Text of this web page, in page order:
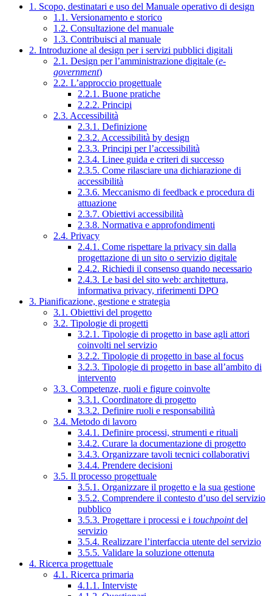
1. Scopo, destinatari e uso del Manuale operativo di design
1.1. Versionamento e storico
1.2. Consultazione del manuale
1.3. Contribuisci al manuale
2. Introduzione al design per i servizi pubblici digitali
2.1. Design per l’amministrazione digitale (e-
government)
2.2. L’approccio progettuale
2.2.1. Buone pratiche
2.2.2. Principi
2.3. Accessibilità
2.3.1. Definizione
2.3.2. Accessibilità by design
2.3.3. Principi per l’accessibilità
2.3.4. Linee guida e criteri di successo
2.3.5. Come rilasciare una dichiarazione di
accessibilità
2.3.6. Meccanismo di feedback e procedura di
attuazione
2.3.7. Obiettivi accessibilità
2.3.8. Normativa e approfondimenti
2.4. Privacy
2.4.1. Come rispettare la privacy sin dalla
progettazione di un sito o servizio digitale
2.4.2. Richiedi il consenso quando necessario
2.4.3. Le basi del sito web: architettura,
informativa privacy, riferimenti DPO
3. Pianificazione, gestione e strategia
3.1. Obiettivi del progetto
3.2. Tipologie di progetti
3.2.1. Tipologie di progetto in base agli attori
coinvolti nel servizio
3.2.2. Tipologie di progetto in base al focus
3.2.3. Tipologie di progetto in base all’ambito di
intervento
3.3. Competenze, ruoli e figure coinvolte
3.3.1. Coordinatore di progetto
3.3.2. Definire ruoli e responsabilità
3.4. Metodo di lavoro
3.4.1. Definire processi, strumenti e rituali
3.4.2. Curare la documentazione di progetto
3.4.3. Organizzare tavoli tecnici collaborativi
3.4.4. Prendere decisioni
3.5. Il processo progettuale
3.5.1. Organizzare il progetto e la sua gestione
3.5.2. Comprendere il contesto d’uso del servizio
pubblico
3.5.3. Progettare i processi e i touchpointdel
servizio
3.5.4. Realizzare l’interfaccia utente del servizio
3.5.5. Validare la soluzione ottenuta
4. Ricerca progettuale
4.1. Ricerca primaria
4.1.1. Interviste